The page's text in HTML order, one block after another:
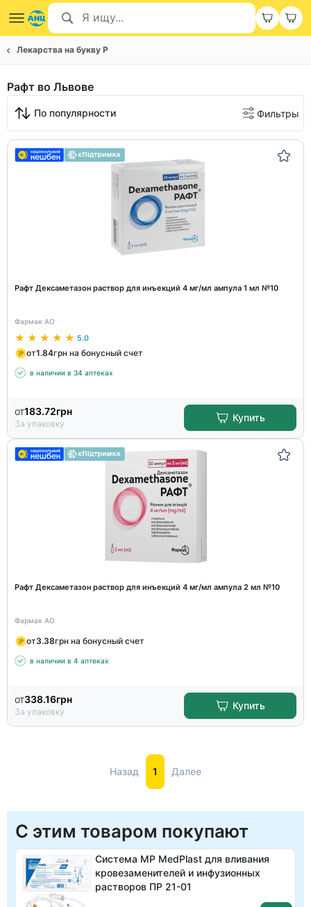
Лекарства на букву Р
Рафт во Львове
По популярности Фильтры
Рафт Дексаметазон раствор для инъекций 4 мг/мл ампула 1 мл №10
Фармак АО
5.0
от1.84грн на бонусный счет
в наличии в 34 аптеках
от183.72грн
За упаковку
Купить
Рафт Дексаметазон раствор для инъекций 4 мг/мл ампула 2 мл №10
Фармак АО
от3.38грн на бонусный счет
в наличии в 4 аптеках
от338.16грн
За упаковку
Купить
Назад 1 Далее
С этим товаром покупают
Система MP MedPlast для вливания
кровезаменителей и инфузионных
растворов ПР 21-01